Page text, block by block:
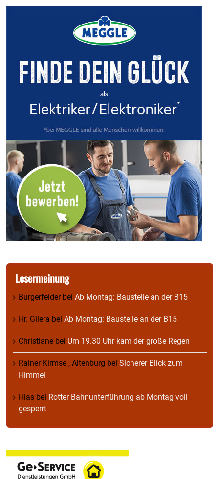
Lesermeinung
Burgerfelderbei Ab Montag: Baustelle an der B15
Hr. Gilera bei Ab Montag: Baustelle an der B15
Christiane bei Um 19.30 Uhr kam der große Regen
Rainer Kirmse , Altenburg bei Sicherer Blick zum
Himmel
Hias bei Rotter Bahnunterführung ab Montag voll
gesperrt